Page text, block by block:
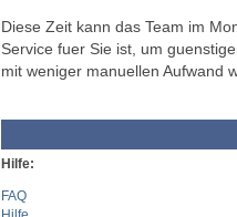
Diese Zeit kann das Team im
Service fuer Sie ist, um
mit weniger manuellen Aufwand
Hilfe:
FAQ